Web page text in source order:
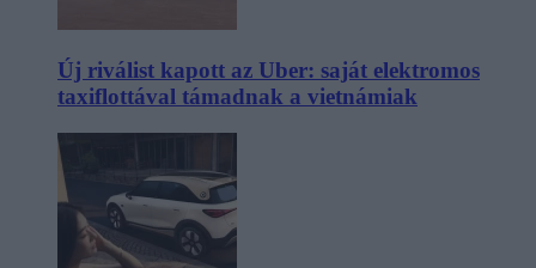
Új riválist kapott az Uber: saját elektromos
taxiflottával támadnak a vietnámiak